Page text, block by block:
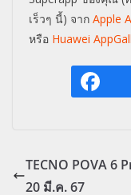
เร็วๆ นี้) จาก Apple
หรือ Huawei
TECNO POVA 6
20 มี.ค. 67